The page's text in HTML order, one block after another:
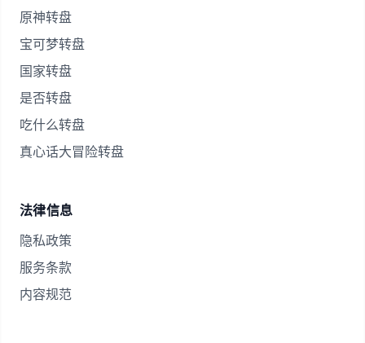
原神转盘
宝可梦转盘
国家转盘
是否转盘
吃什么转盘
真心话大冒险转盘
法律信息
隐私政策
服务条款
内容规范